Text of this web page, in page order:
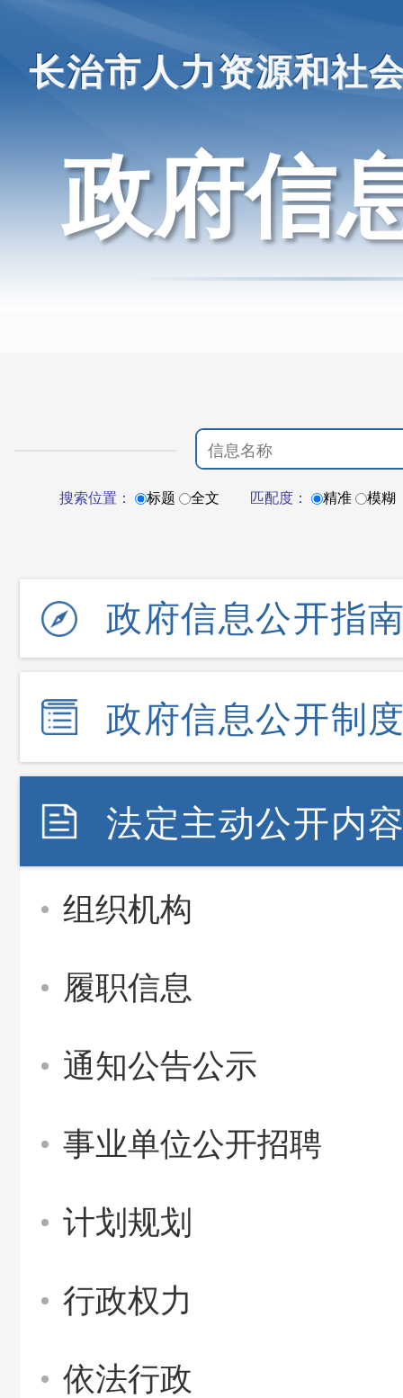
长治市人力资源和社
政府信
搜索位置： 标题 全文 匹配度： 精准 模糊
政府信息公开指
政府信息公开制
法定主动公开内
组织机构
履职信息
通知公告公示
事业单位公开招聘
计划规划
行政权力
依法行政